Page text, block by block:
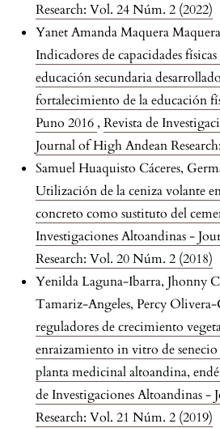
Research: Vol. 24 Núm. 2 (2022)
Yanet Amanda Maquera
Indicadores de capacidades
educación secundaria
fortalecimiento de la educación
Puno 2016 , Revista de
Journal of High Andean
Samuel Huaquisto Cáceres,
Utilización de la ceniza volante
concreto como sustituto del
Investigaciones Altoandinas -
Research: Vol. 20 Núm. 2 (2018)
Yenilda Laguna-Ibarra, Jhonny
Tamariz-Angeles, Percy Olivera-
reguladores de crecimiento
enraizamiento in vitro de senecio
planta medicinal altoandina,
de Investigaciones Altoandinas -
Research: Vol. 21 Núm. 2 (2019)